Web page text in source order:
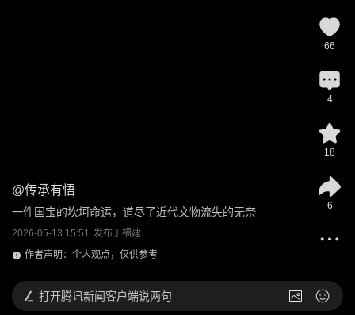
@传承有悟
一件国宝的坎坷命运，道尽了近代文物流失的无奈
2026-05-13 15:51 发布于福建
作者声明：个人观点，仅供参考
66
4
18
6
打开腾讯新闻客户端说两句